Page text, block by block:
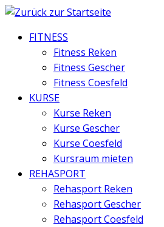
Zum
springenFITNESS
Fitness Reken
Fitness Gescher
Fitness Coesfeld
KURSE
Kurse Reken
Kurse Gescher
Kurse Coesfeld
Kursraum mieten
REHASPORT
Rehasport Reken
Rehasport Gescher
Rehasport Coesfeld